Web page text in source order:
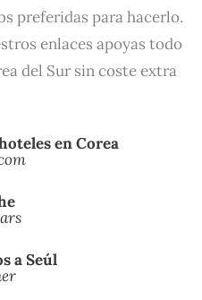
preferidas para hacerlo.
enlaces apoyas todo
del Sur sin coste extra
en Corea
a Seúl